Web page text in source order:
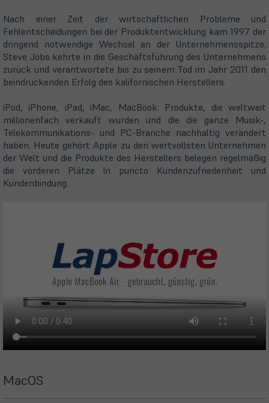
Nach einer Zeit der wirtschaftlichen Probleme und
Fehlentscheidungen bei der Produktentwicklung kam 1997 der
dringend notwendige Wechsel an der Unternehmensspitze.
Steve Jobs kehrte in die Geschäftsführung des Unternehmens
zurück und verantwortete bis zu seinem Tod im Jahr 2011 den
beindruckenden Erfolg des kalifornischen Herstellers.
iPod, iPhone, iPad, iMac, MacBook: Produkte, die weltweit
millionenfach verkauft wurden und die die ganze Musik-,
Telekommunikations- und PC-Branche nachhaltig verändert
haben. Heute gehört Apple zu den wertvollsten Unternehmen
der Welt und die Produkte des Herstellers belegen regelmäßig
die vorderen Plätze In puncto Kundenzufriedenheit und
Kundenbindung.
MacOS